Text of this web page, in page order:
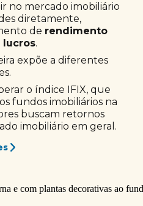
no mercado imobiliário
diretamente,
de rendimento
lucros.
expõe a diferentes
o índice IFIX, que
fundos imobiliários na
buscam retornos
imobiliário em geral.